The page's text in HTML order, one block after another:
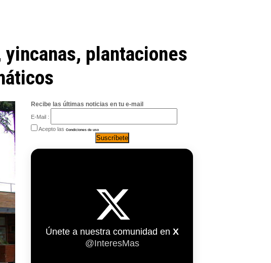
plantaciones
Recibe las últimas noticias en tu e-mail
E-Mail :
Acepto las Condiciones de uso
Únete a nuestra comunidad en X
@InteresMas